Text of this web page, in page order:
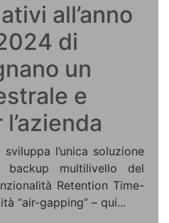
all’anno
di
un
e
l’unica soluzione
multilivello del
Retention Time-
“air-gapping” – qui...